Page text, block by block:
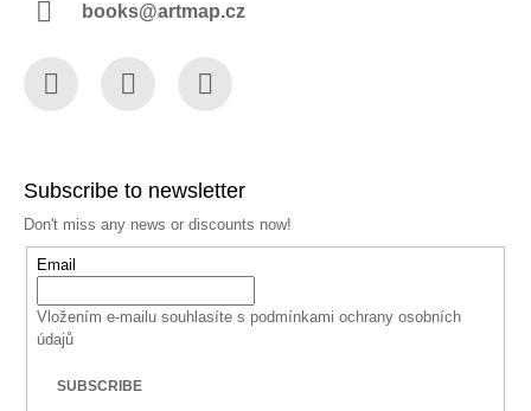
books@artmap.cz
Subscribe to newsletter
Don't miss any news or discounts now!
Email
Vložením e-mailu souhlasíte s podmínkami ochrany osobních
údajů
SUBSCRIBE